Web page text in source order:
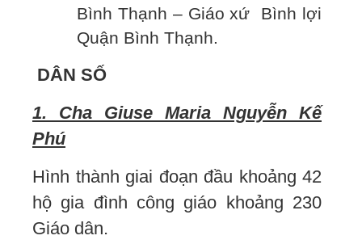
Bình Thạnh – Giáo xứ Bình lợi
Quận Bình Thạnh.
DÂN SỐ
1. Cha Giuse Maria Nguyễn Kế
Phú
Hình thành giai đoạn đầu khoảng 42
hộ gia đình công giáo khoảng 230
Giáo dân.